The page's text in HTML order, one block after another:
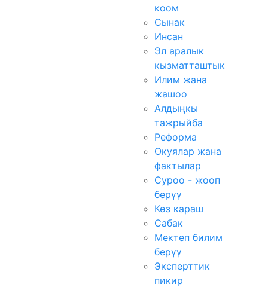
коом
Сынак
Инсан
Эл аралык
кызматташтык
Илим жана
жашоо
Алдыңкы
тажрыйба
Реформа
Окуялар жана
фактылар
Суроо - жооп
берүү
Көз караш
Сабак
Мектеп билим
берүү
Эксперттик
пикир